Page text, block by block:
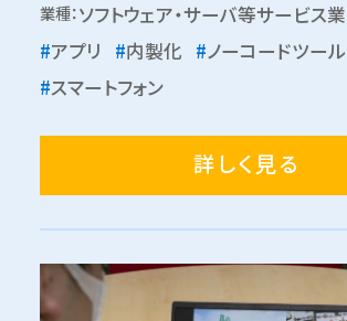
業種：ソフトウェア・サーバ等サービス業
#アプリ #内製化 #ノーコードツール
#スマートフォン
詳しく見る